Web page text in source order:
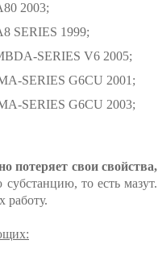
2003;
SERIES 1999;
SERIES V6 2005;
SERIES G6CU 2001;
SERIES G6CU 2003;
потеряет свои свойства,
то есть мазут.
работу.